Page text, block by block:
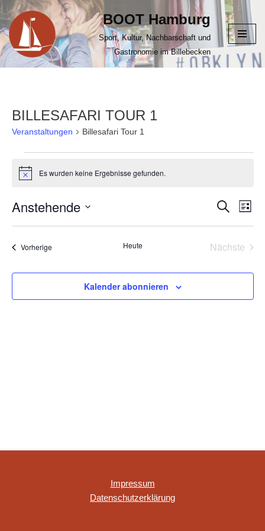
Zum
Inhalt
springen
BOOT Hamburg
Sport, Kultur, Nachbarschaft und
Gastronomie im Billebecken
BILLESAFARI TOUR 1
Veranstaltungen Billesafari Tour 1
HinweisEs wurden keine Ergebnisse gefunden.
SUCHE
UND
Suche
Liste
Anstehende
VorherigeVeranstaltungen Heute
Nächste
Kalender abonnieren
Impressum
Datenschutzerklärung